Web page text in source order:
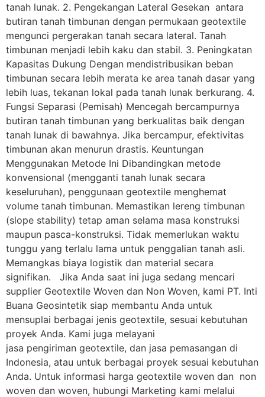
tanah lunak. 2. Pengekangan Lateral Gesekan antara
butiran tanah timbunan dengan permukaan geotextile
mengunci pergerakan tanah secara lateral. Tanah
timbunan menjadi lebih kaku dan stabil. 3. Peningkatan
Kapasitas Dukung Dengan mendistribusikan beban
timbunan secara lebih merata ke area tanah dasar yang
lebih luas, tekanan lokal pada tanah lunak berkurang. 4.
Fungsi Separasi (Pemisah) Mencegah bercampurnya
butiran tanah timbunan yang berkualitas baik dengan
tanah lunak di bawahnya. Jika bercampur, efektivitas
timbunan akan menurun drastis. Keuntungan
Menggunakan Metode Ini Dibandingkan metode
konvensional (mengganti tanah lunak secara
keseluruhan), penggunaan geotextile menghemat
volume tanah timbunan. Memastikan lereng timbunan
(slope stability) tetap aman selama masa konstruksi
maupun pasca-konstruksi. Tidak memerlukan waktu
tunggu yang terlalu lama untuk penggalian tanah asli.
Memangkas biaya logistik dan material secara
signifikan. Jika Anda saat ini juga sedang mencari
supplier Geotextile Woven dan Non Woven, kami PT. Inti
Buana Geosintetik siap membantu Anda untuk
mensuplai berbagai jenis geotextile, sesuai kebutuhan
proyek Anda. Kami juga melayani
jasa pengiriman geotextile, dan jasa pemasangan di
Indonesia, atau untuk berbagai proyek sesuai kebutuhan
Anda. Untuk informasi harga geotextile woven dan non
woven dan woven, hubungi Marketing kami melalui